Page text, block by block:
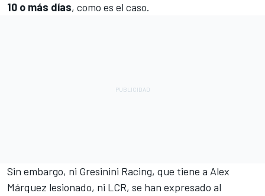
10 o más días, como es el caso.
Sin embargo, ni Gresinini Racing, que tiene a Alex
Márquez lesionado, ni LCR, se han expresado al